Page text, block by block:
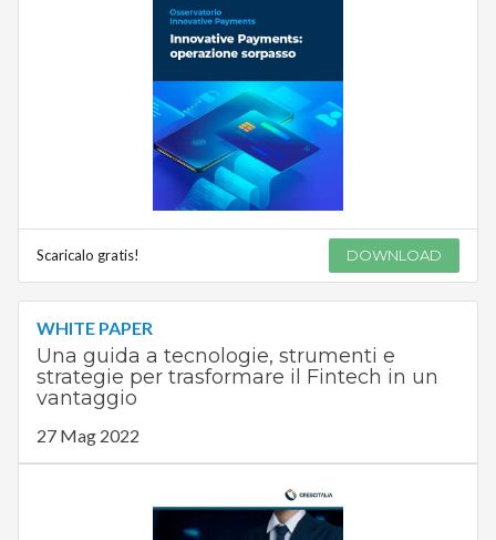
Scaricalo gratis! DOWNLOAD
WHITE PAPER
Una guida a tecnologie, strumenti e
strategie per trasformare il Fintech in un
vantaggio
27 Mag 2022